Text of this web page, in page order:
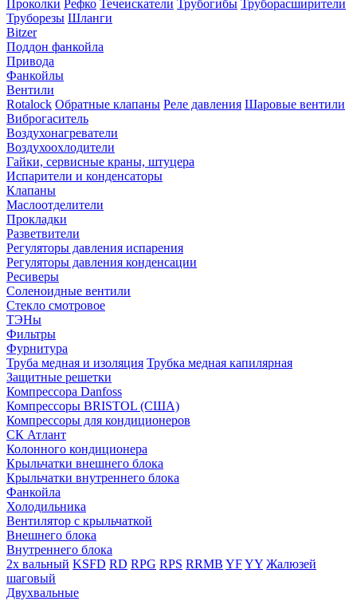
Проколки Рефко Течеискатели Трубогибы Труборасширители
Труборезы Шланги
Bitzer
Поддон фанкойла
Привода
Фанкойлы
Вентили
Rotalock Обратные клапаны Реле давления Шаровые вентили
Виброгаситель
Воздухонагреватели
Воздухоохлодители
Гайки, сервисные краны, штуцера
Испарители и конденсаторы
Клапаны
Маслоотделители
Прокладки
Разветвители
Регуляторы давления испарения
Регуляторы давления конденсации
Ресиверы
Соленоидные вентили
Стекло смотровое
ТЭНы
Фильтры
Фурнитура
Труба медная и изоляция Трубка медная капилярная
Защитные решетки
Компрессора Danfoss
Компрессоры BRISTOL (США)
Компрессоры для кондиционеров
СК Атлант
Колонного кондиционера
Крыльчатки внешнего блока
Крыльчатки внутреннего блока
Фанкойла
Холодильника
Вентилятор с крыльчаткой
Внешнего блока
Внутреннего блока
2х вальный KSFD RD RPG RPS RRMB YFYY Жалюзей
шаговый
Двухвальные